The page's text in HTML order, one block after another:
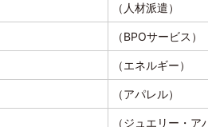
（人材派遣）
（BPOサービス）
（エネルギー）
（アパレル）
（ジュエリー・ア